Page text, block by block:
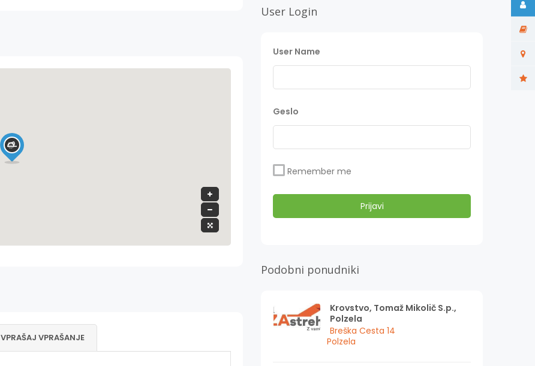
VPRAŠAJ VPRAŠANJE
User Login
User Name
Geslo
Remember me
Podobni ponudniki
Krovstvo, Tomaž Mikolič S.p.,
Polzela
Breška Cesta 14
Polzela